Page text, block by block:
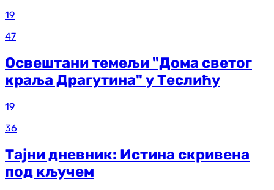
19
47
Освештани темељи "Дома светог
краља Драгутина" у Теслићу
19
36
Тајни дневник: Истина скривена
под кључем